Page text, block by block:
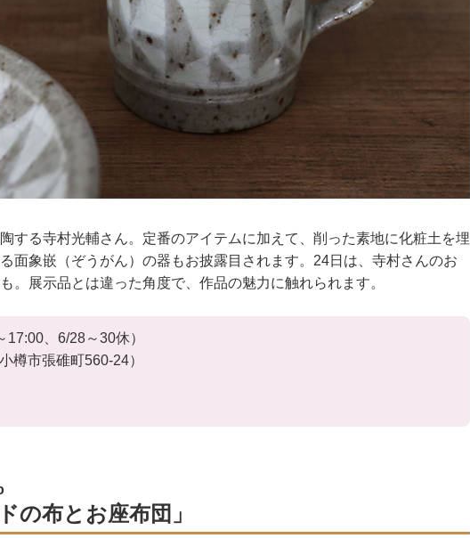
する寺村光輔さん。定番のアイテムに加えて、削った素地に化粧土を埋
面象嵌（ぞうがん）の器もお披露目されます。24日は、寺村さんのお
。展示品とは違った角度で、作品の魅力に触れられます。
17:00、6/28～30休）
樽市張碓町560-24）
の布とお座布団」